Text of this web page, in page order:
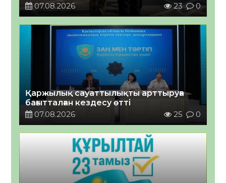
07.08.2026
23 0
Қаржылық сауаттылықты арттыруға
бағытталған кездесу өтті
07.08.2026
25 0